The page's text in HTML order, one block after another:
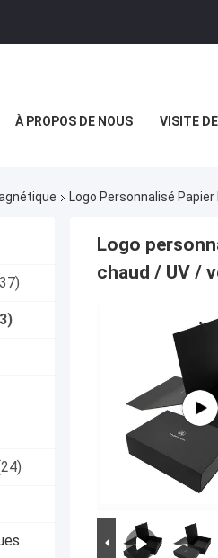
À PROPOS DE NOUS VISITE
Logo Personnalisé
Logo
chaud / UV /